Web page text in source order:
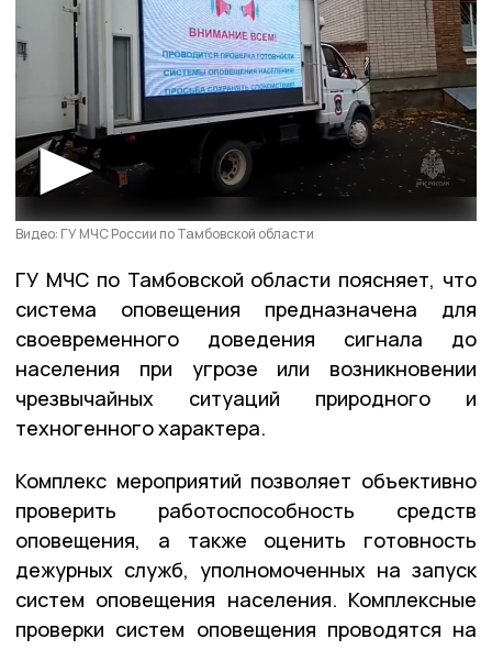
Видео: ГУ МЧС России по Тамбовской области
ГУ МЧС по Тамбовской области поясняет, что
система оповещения предназначена для
своевременного доведения сигнала до
населения при угрозе или возникновении
чрезвычайных ситуаций природного и
техногенного характера.
Комплекс мероприятий позволяет объективно
проверить работоспособность средств
оповещения, а также оценить готовность
дежурных служб, уполномоченных на запуск
систем оповещения населения. Комплексные
проверки систем оповещения проводятся на